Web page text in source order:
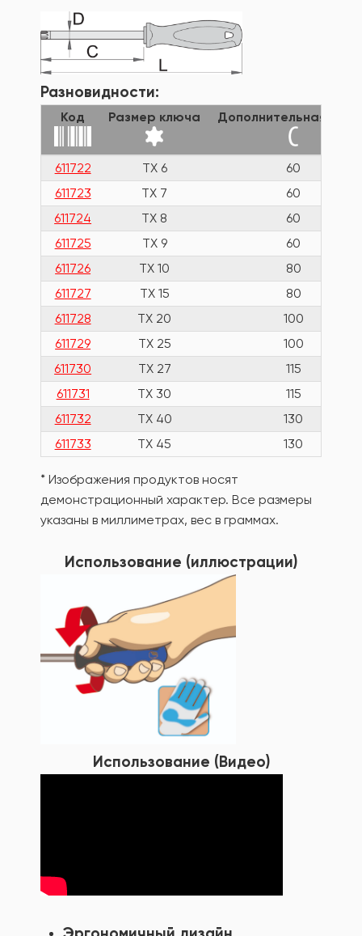
Разновидности:
Код Размер ключа Дополнительная
611722 TX 6
60
611723
TX 7
60
611724
TX 8
60
611725
TX 9
60
611726
TX 10
80
611727
TX 15
80
611728
TX 20
100
611729
TX 25
100
611730
TX 27
115
611731
TX 30
115
611732
TX 40
130
611733
TX 45 130
* Изображения продуктов носят
демонстрационный характер. Все размеры
указаны в миллиметрах, вес в граммах.
Использование (иллюстрации)
Использование (Видео)